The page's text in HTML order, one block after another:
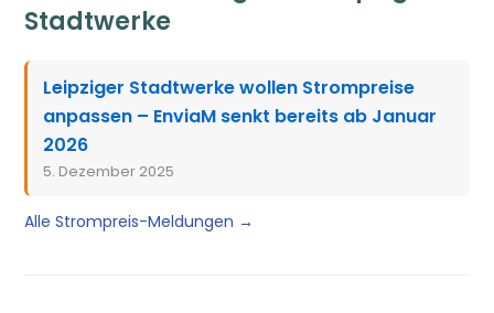
Stadtwerke
Leipziger Stadtwerke wollen Strompreise
anpassen – EnviaM senkt bereits ab Januar
2026
5. Dezember 2025
Alle Strompreis-Meldungen →